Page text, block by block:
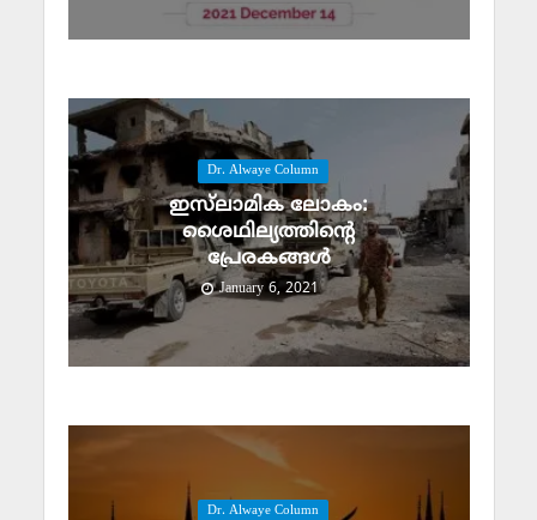
Dr. Alwaye Column
ഇസ്‌ലാമിക ലോകം:
ശൈഥില്യത്തിന്റെ
പ്രേരകങ്ങള്‍
January 6, 2021
Dr. Alwaye Column